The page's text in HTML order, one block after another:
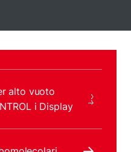
alto vuoto
i Display